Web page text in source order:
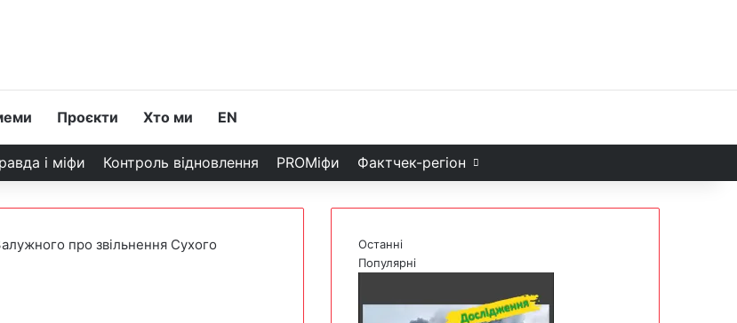
Проєкти Хто ми EN
і міфи Контроль відновлення PROМіфи Фактчек-регіон
про звільнення Сухого
Останні
Популярні